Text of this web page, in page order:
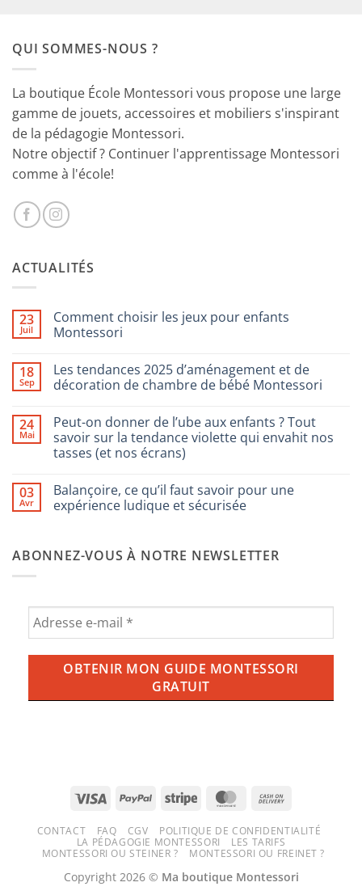
29.90€.
QUI SOMMES-NOUS ?
La boutique École Montessori vous propose une large
gamme de jouets, accessoires et mobiliers s'inspirant
de la pédagogie Montessori.
Notre objectif ? Continuer l'apprentissage Montessori
comme à l'école!
ACTUALITÉS
23
Juil
Comment choisir les jeux pour enfants
Montessori
sur
Comment
choisir
pour
enfants
Montessori
18
Sep
Les tendances 2025 d’aménagement et de
décoration de chambre de bébé Montessori
sur
Les
tendances
2025
de
décoration
de
chambre
Montessori
24
Mai
Peut-on donner de l’ube aux enfants ? Tout
savoir sur la tendance violette qui envahit nos
tasses (et nos écrans)
sur
Peut-
on
aux
enfants
sur
tendance
violette
envahit
nos
nos
03
Avr
Balançoire, ce qu’il faut savoir pour une
expérience ludique et sécurisée
Balançoire,
ce
pour
expérience
ludique
sécurisée
ABONNEZ-VOUS À NOTRE NEWSLETTER
Visa PayPal Stripe MasterCard
Delivery
CONTACT FAQ CGV
POLITIQUE DE CONFIDENTIALITÉ
LA PÉDAGOGIE MONTESSORI
LES TARIFS
MONTESSORI OU STEINER ?
MONTESSORI OU FREINET ?
Copyright 2026 © Ma boutique Montessori